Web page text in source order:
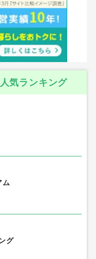
気ランキング
ム
グ